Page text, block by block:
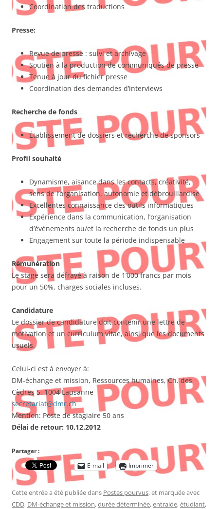
Coordination des traductions
Presse:
Revue de presse : suivi et archivage
Soutien à la production de communiqués de presse
Tenue à jour du fichier presse
Coordination des demandes d’interviews
Recherche de fonds
Établissement de dossiers et recherche de sponsors
Profil souhaité
Dynamisme, aisance dans les contacts, créativité,
sens de l’organisation, autonomie et débrouillardise
Excellentes connaissance des outils informatiques
Expérience dans la communication, l’organisation
d’événements ou/et la recherche de fonds un plus
Engagement sur toute la période indispensable
Rémunération
Le stage sera défrayé à raison de 1’000 francs par mois
pour un 50%, charges sociales incluses.
Candidature
Le dossier de candidature doit contenir une lettre de
motivation et un curriculum vitae, ainsi que les documents
usuels.
Celui-ci est à envoyer à:
DM-échange et mission, Ressources humaines, Ch. des
Cèdres 5, 1004 Lausanne
secretariat@dmr.ch
Mention: Poste de stagiaire 50 ans
Délai de retour: 10.12.2012
Partager :
E-mail
Imprimer
Cette entrée a été publiée dans Postes pourvus, et marquée avec
CDD, DM-échange et mission,durée déterminée,entraide,étudiant,